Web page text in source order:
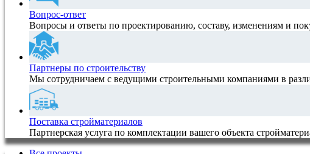
Вопрос-ответ
Вопросы и ответы по проектированию, составу, изменениям и
Партнеры по строительству
Мы сотрудничаем с ведущими строительными компаниями в
Поставка стройматериалов
Партнерская услуга по комплектации вашего объекта